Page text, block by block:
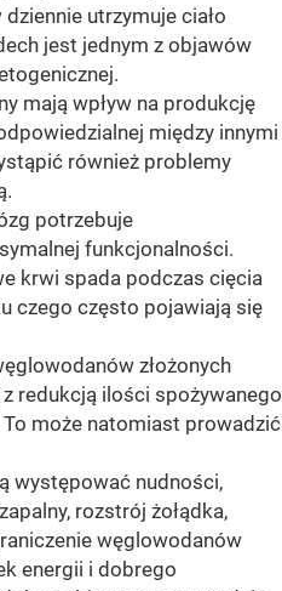
utrzymuje ciało
jest jednym z objawów
mają wpływ na produkcję
między innymi
również problemy
potrzebuje
funkcjonalności.
krwi spada podczas cięcia
czego często pojawiają się
złożonych
redukcją ilości spożywanego
może natomiast prowadzić
występować nudności,
rozstrój żołądka,
węglowodanów
energii i dobrego